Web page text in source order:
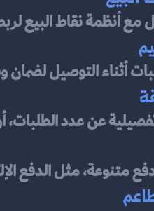
أنظمة نقاط البيع
أثناء التوصيل
عن عدد
متنوعة، مثل الدفع